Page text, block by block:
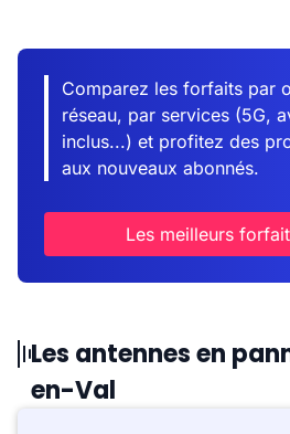
Comparez les forfaits par
réseau, par services (5G,
inclus...) et profitez des
aux nouveaux abonnés.
Les meilleurs
Les antennes en
en-Val